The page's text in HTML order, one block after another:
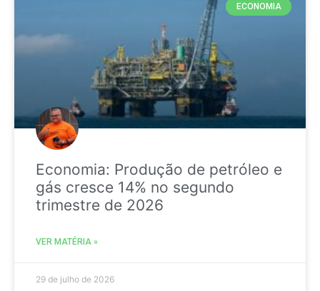
ECONOMIA
Economia: Produção de petróleo e
gás cresce 14% no segundo
trimestre de 2026
VER MATÉRIA »
29 de julho de 2026